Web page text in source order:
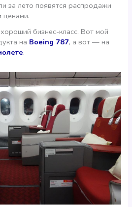
за лето появятся распродажи
ценами.
бизнес-класс. Вот мой
на Boeing 787, а вот — на
.